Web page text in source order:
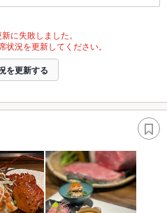
に失敗しました。
況を更新してください。
を更新する